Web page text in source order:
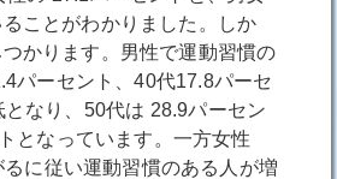
ことがわかりました。しか
かります。男性で運動習慣の
パーセント、40代17.8パーセ
なり、50代は 28.9パーセン
となっています。一方女性
に従い運動習慣のある人が増